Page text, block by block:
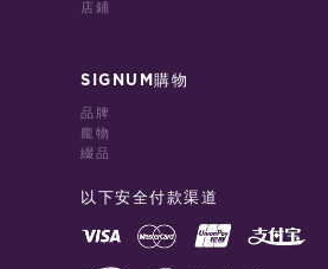
店鋪
SIGNUM購物
品牌
龐物
綴品
以下安全付款渠道